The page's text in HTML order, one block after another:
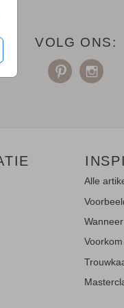
VOLG ONS:
Alle